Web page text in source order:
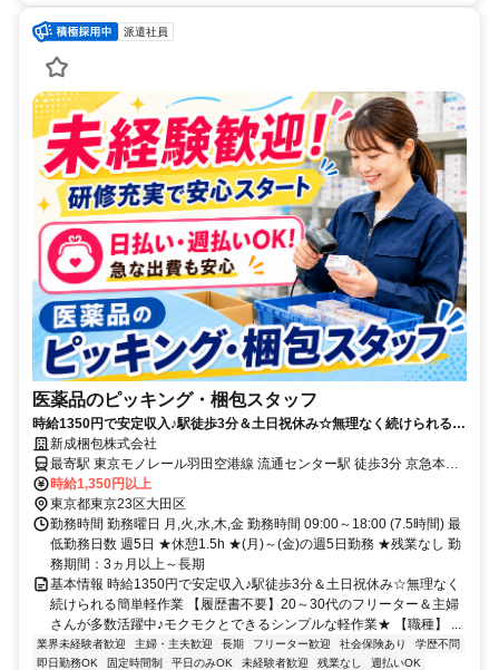
派遣社員
医薬品のピッキング・梱包スタッフ
時給1350円で安定収入♪駅徒歩3分＆土日祝休み☆無理なく続けられる簡
単軽作業
新成梱包株式会社
最寄駅 東京モノレール羽田空港線 流通センター駅 徒歩3分 京急本線
大森海岸駅 その他4分 ⇒バイクで4分・自転車で7分 京急本線 平和島
駅 徒歩15分 ⇒バイクで6分、自転車で5分
時給1,350円以上
東京都東京23区大田区
勤務時間 勤務曜日 月,火,水,木,金 勤務時間 09:00～18:00 (7.5時間) 最
低勤務日数 週5日 ★休憩1.5h ★(月)～(金)の週5日勤務 ★残業なし 勤
務期間：3ヵ月以上～長期
基本情報 時給1350円で安定収入♪駅徒歩3分＆土日祝休み☆無理なく
続けられる簡単軽作業 【履歴書不要】20～30代のフリーター＆主婦
さんが多数活躍中♪モクモクとできるシンプルな軽作業★ 【職種】 ...
業界未経験者歓迎 主婦・主夫歓迎 長期 フリーター歓迎 社会保険あり
学歴不問
即日勤務OK
固定時間制 平日のみOK 未経験者歓迎 残業なし
週払いOK